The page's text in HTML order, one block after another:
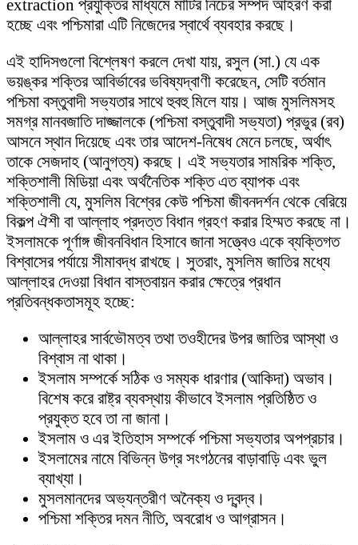
extraction প্রযুক্তির মাধ্যমে মাটির নিচের সম্পদ আহরণ করা
হচ্ছে এবং পশ্চিমারা এটি নিজেদের স্বার্থে ব্যবহার করছে।
এই হাদিসগুলো বিশ্লেষণ করলে দেখা যায়, রসুল (সা.) যে এক
ভয়ঙ্কর শক্তির আবির্ভাবের ভবিষ্যদ্বাণী করেছেন, সেটি বর্তমান
পশ্চিমা বস্তুবাদী সভ্যতার সাথে হুবহু মিলে যায়। আজ মুসলিমসহ
সমগ্র মানবজাতি দাজ্জালকে (পশ্চিমা বস্তুবাদী সভ্যতা) প্রভুর (রব)
আসনে স্থান দিয়েছে এবং তার আদেশ-নিষেধ মেনে চলছে, অর্থাৎ
তাকে সেজদাহ (আনুগত্য) করছে। এই সভ্যতার সামরিক শক্তি,
শক্তিশালী মিডিয়া এবং অর্থনৈতিক শক্তি এত ব্যাপক এবং
শক্তিশালী যে, মুসলিম বিশ্বের কেউ পশ্চিমা জীবনদর্শন থেকে বেরিয়ে
বিকল্প ঐশী বা আল্লাহ প্রদত্ত বিধান গ্রহণ করার হিম্মত করছে না।
ইসলামকে পূর্ণাঙ্গ জীবনবিধান হিসাবে জানা সত্ত্বেও একে ব্যক্তিগত
বিশ্বাসের পর্যায়ে সীমাবদ্ধ রাখছে। সুতরাং, মুসলিম জাতির মধ্যে
আল্লাহর দেওয়া বিধান বাস্তবায়ন করার ক্ষেত্রে প্রধান
প্রতিবন্ধকতাসমূহ হচ্ছে:
আল্লাহর সার্বভৌমত্ব তথা তওহীদের উপর জাতির আস্থা ও
বিশ্বাস না থাকা।
ইসলাম সম্পর্কে সঠিক ও সম্যক ধারণার (আকিদা) অভাব।
বিশেষ করে রাষ্ট্র ব্যবস্থায় কীভাবে ইসলাম প্রতিষ্ঠিত ও
প্রযুক্ত হবে তা না জানা।
ইসলাম ও এর ইতিহাস সম্পর্কে পশ্চিমা সভ্যতার অপপ্রচার।
ইসলামের নামে বিভিন্ন উগ্র সংগঠনের বাড়াবাড়ি এবং ভুল
ব্যাখ্যা।
মুসলমানদের অভ্যন্তরীণ অনৈক্য ও দ্বন্দ্ব।
পশ্চিমা শক্তির দমন নীতি, অবরোধ ও আগ্রাসন।